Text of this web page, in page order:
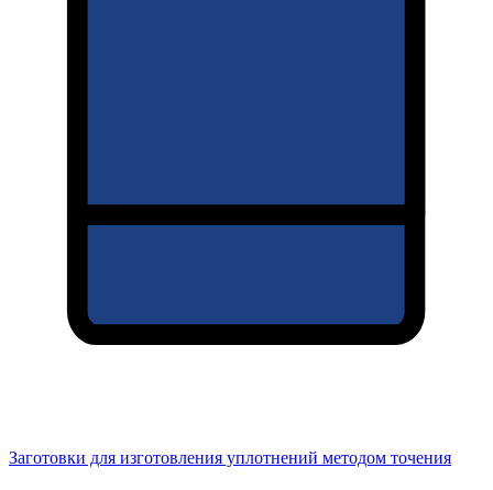
Заготовки для изготовления уплотнений методом точения